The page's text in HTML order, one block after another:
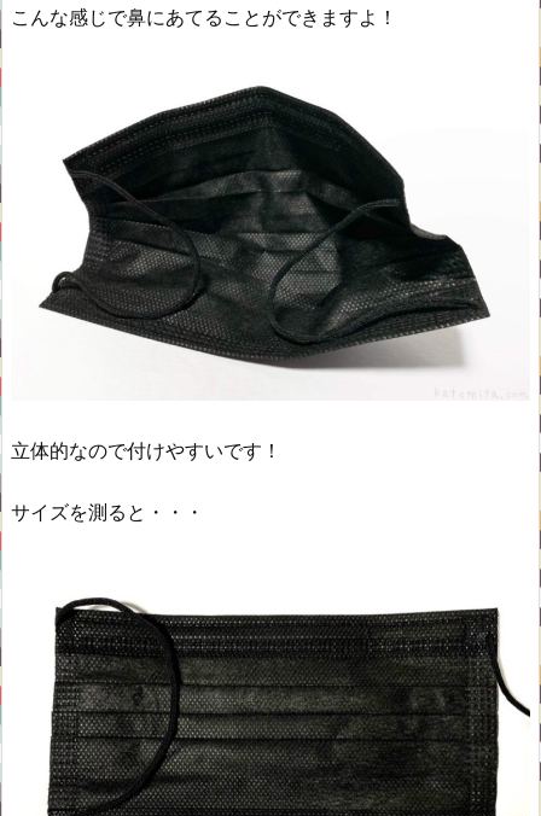
こんな感じで鼻にあてることができますよ！
立体的なので付けやすいです！
サイズを測ると・・・